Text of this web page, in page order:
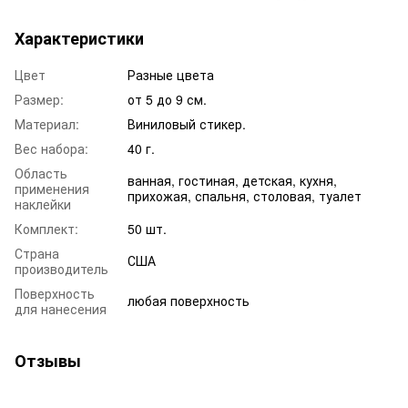
Характеристики
Цвет
Разные цвета
Размер:
от 5 до 9 см.
Материал:
Виниловый стикер.
Вес набора:
40 г.
Область
применения
наклейки
ванная, гостиная, детская, кухня,
прихожая, спальня, столовая, туалет
Комплект:
50 шт.
Страна
производитель
США
Поверхность
для нанесения
любая поверхность
Отзывы